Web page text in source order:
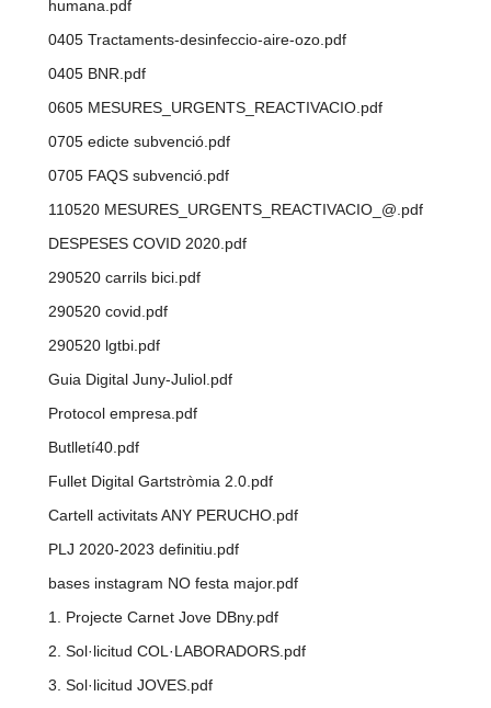
humana.pdf
0405 Tractaments-desinfeccio-aire-ozo.pdf
0405 BNR.pdf
0605 MESURES_URGENTS_REACTIVACIO.pdf
0705 edicte subvenció.pdf
0705 FAQS subvenció.pdf
110520 MESURES_URGENTS_REACTIVACIO_@.pdf
DESPESES COVID 2020.pdf
290520 carrils bici.pdf
290520 covid.pdf
290520 lgtbi.pdf
Guia Digital Juny-Juliol.pdf
Protocol empresa.pdf
Butlletí40.pdf
Fullet Digital Gartstròmia 2.0.pdf
Cartell activitats ANY PERUCHO.pdf
PLJ 2020-2023 definitiu.pdf
bases instagram NO festa major.pdf
1. Projecte Carnet Jove DBny.pdf
2. Sol·licitud COL·LABORADORS.pdf
3. Sol·licitud JOVES.pdf